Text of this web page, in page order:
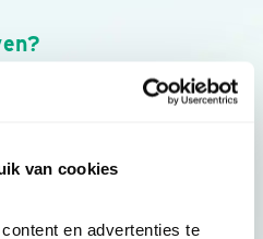
van cookies
en advertenties te
inspiratie, acties en tips
Vogelbescherming.